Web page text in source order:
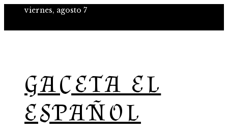
viernes, agosto 7
GACETA EL
ESPAÑOL